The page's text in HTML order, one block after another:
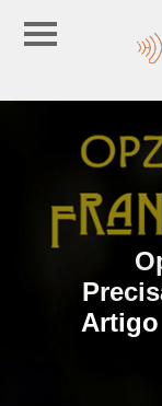
Artigo